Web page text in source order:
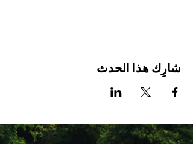
شارِك هذا الحدث